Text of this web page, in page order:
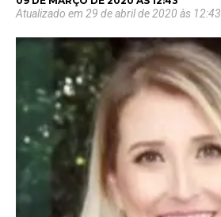
Atualizado em 29 de abril de 2020 às 12:43